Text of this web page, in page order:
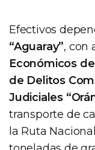
Efectivos
“Aguaray”, con
Económicos
de Delitos
Judiciales
transporte de
la Ruta